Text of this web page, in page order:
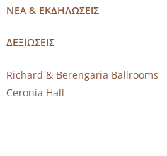
ΝΕΑ & ΕΚΔΗΛΩΣΕΙΣ
ΔΕΞΙΩΣΕΙΣ
Richard & Berengaria Ballrooms
Ceronia Hall